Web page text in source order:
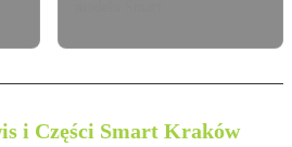
i Części Smart Kraków